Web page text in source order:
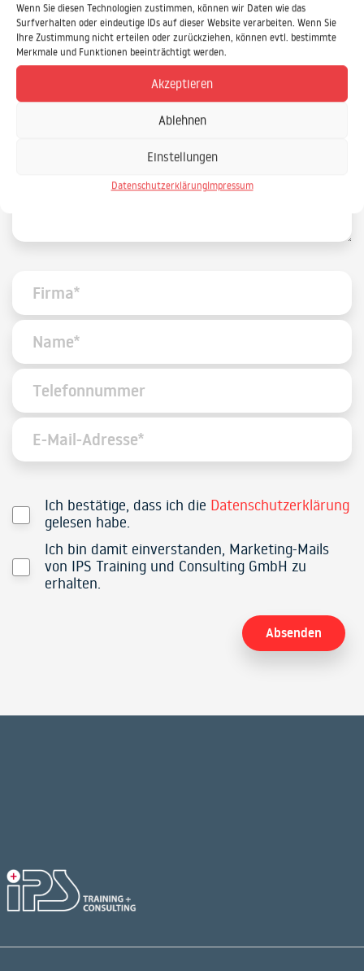
Wenn Sie diesen Technologien zustimmen, können wir Daten wie das
Surfverhalten oder eindeutige IDs auf dieser Website verarbeiten. Wenn Sie
Ihre Zustimmung nicht erteilen oder zurückziehen, können evtl. bestimmte
Merkmale und Funktionen beeinträchtigt werden.
Akzeptieren
Ablehnen
Einstellungen
DatenschutzerklärungImpressum
Daniel.Ewald@IPS-IT.de
IPS Training und Consulting GmbH
33605 Bielefeld
Ich bestätige, dass ich die Datenschutzerklärung
gelesen habe.
Ich bin damit einverstanden, Marketing-Mails
von IPS Training und Consulting GmbH zu
erhalten.